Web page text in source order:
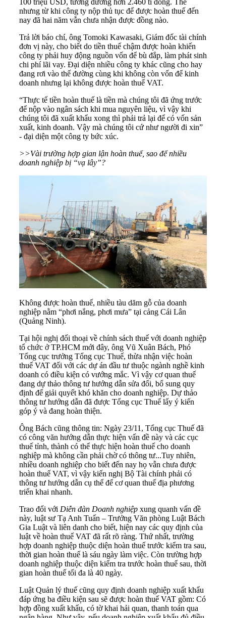
nhưng từ khi công ty nộp thủ tục để được hoàn thuế đến
nay đã hai năm vẫn chưa nhận được đồng nào.
Trả lời báo chí, ông Tomoki Kawasaki, Giám đốc tài chính
đơn vị này, cho biết do tiền thuế chậm được hoàn khiến
công ty phải huy động nguồn vốn để bù đắp, làm phát sinh
chi phí lãi vay. Đại diện nhiều công ty khác cũng cho hay
đang rơi vào thế đường cùng khi không còn vốn để kinh
doanh nhưng lại không được hoàn thuế VAT.
“Thực tế tiền hoàn thuế là tiền mà chúng tôi đã ứng trước
để nộp vào ngân sách khi mua nguyên liệu, vì vậy khi
chúng tôi đã xuất khẩu xong thì phải trả lại để có vốn sản
xuất, kinh doanh. Vậy mà chúng tôi cứ như người đi xin”
- đại diện một công ty bức xúc.
>>Vài trường hợp gian lận hoàn thuế, sao để nhiều
doanh nghiệp bị “vạ lây”?
Không được hoàn thuế, nhiều tàu dăm gỗ của doanh
nghiệp nằm “phơi nắng, phơi mưa” tại cảng Cái Lân
(Quảng Ninh).
Tại hội nghị đối thoại về chính sách thuế với doanh nghiệp
tổ chức ở TP.HCM mới đây, ông Vũ Xuân Bách, Phó
Tổng cục trưởng Tổng cục Thuế, thừa nhận việc hoàn
thuế VAT đối với các dự án đầu tư thuộc ngành nghề kinh
doanh có điều kiện có vướng mắc. Vì vậy cơ quan thuế
đang dự thảo thông tư hướng dẫn sửa đổi, bổ sung quy
định để giải quyết khó khăn cho doanh nghiệp. Dự thảo
thông tư hướng dẫn đã được Tổng cục Thuế lấy ý kiến
góp ý và đang hoàn thiện.
Ông Bách cũng thông tin: Ngày 23/11, Tổng cục Thuế đã
có công văn hướng dẫn thực hiện vấn đề này và các cục
thuế tỉnh, thành có thể thực hiện hoàn thuế cho doanh
nghiệp mà không cần phải chờ có thông tư...Tuy nhiên,
nhiều doanh nghiệp cho biết đến nay họ vẫn chưa được
hoàn thuế VAT, vì vậy kiến nghị Bộ Tài chính phải có
thông tư hướng dẫn cụ thể để cơ quan thuế địa phương
triển khai nhanh.
Trao đổi với Diễn đàn Doanh nghiệp xung quanh vấn đề
này, luật sư Tạ Anh Tuấn – Trưởng Văn phòng Luật Bách
Gia Luật và liên danh cho biết, hiện nay các quy định của
luật về hoàn thuế VAT đã rất rõ ràng. Thứ nhất, trường
hợp doanh nghiệp thuộc diện hoàn thuế trước kiểm tra sau,
thời gian hoàn thuế là sáu ngày làm việc. Còn trường hợp
doanh nghiệp thuộc diện kiểm tra trước hoàn thuế sau, thời
gian hoàn thuế tối đa là 40 ngày.
Luật Quản lý thuế cũng quy định doanh nghiệp xuất khẩu
đáp ứng ba điều kiện sau sẽ được hoàn thuế VAT gồm: Có
hợp đồng xuất khẩu, có tờ khai hải quan, thanh toán qua